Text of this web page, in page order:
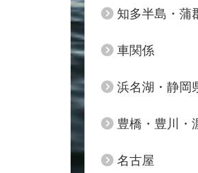
知多半島・蒲
車関係
浜名湖・静岡
豊橋・豊川・
名古屋